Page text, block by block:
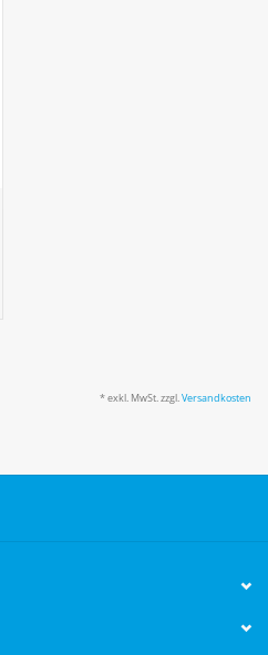
* exkl. MwSt. zzgl.Versandkosten